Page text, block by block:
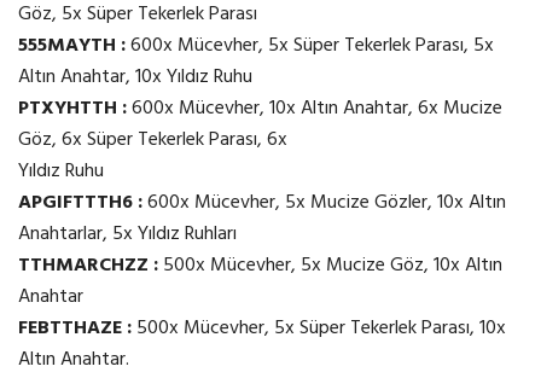
Göz, 5x Süper Tekerlek Parası
555MAYTH :600x Mücevher, 5x Süper Tekerlek Parası, 5x
Altın Anahtar, 10x Yıldız Ruhu
PTXYHTTH :600x Mücevher, 10x Altın Anahtar, 6x Mucize
Göz, 6x Süper Tekerlek Parası, 6x
Yıldız Ruhu
APGIFTTTH6 :600x Mücevher, 5x Mucize Gözler, 10x Altın
Anahtarlar, 5x Yıldız Ruhları
TTHMARCHZZ :500x Mücevher, 5x Mucize Göz, 10x Altın
Anahtar
FEBTTHAZE :500x Mücevher, 5x Süper Tekerlek Parası, 10x
Altın Anahtar.